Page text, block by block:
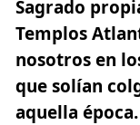
Sagrado
Templos
nosotros en
que solían
aquella época.